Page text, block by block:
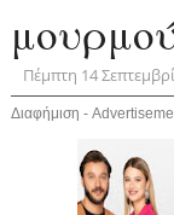
Πέμπτη 14
Διαφήμιση -